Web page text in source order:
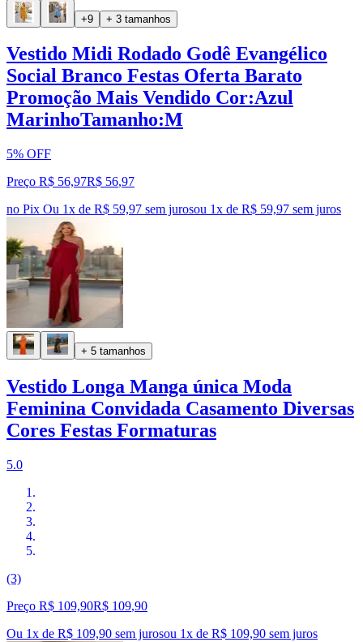
+9 + 3 tamanhos
Vestido Midi Rodado Godê Evangélico
Social Branco Festas Oferta Barato
Promoção Mais Vendido Cor:Azul
MarinhoTamanho:M
5% OFF
Preço R$ 56,97R$ 56,97
no Pix Ou 1x de R$ 59,97 sem jurosou 1x de R$ 59,97 sem juros
+ 5 tamanhos
Vestido Longa Manga única Moda
Feminina Convidada Casamento Diversas
Cores Festas Formaturas
5.0
(3)
Preço R$ 109,90R$ 109,90
Ou 1x de R$ 109,90 sem jurosou 1x de R$ 109,90 sem juros